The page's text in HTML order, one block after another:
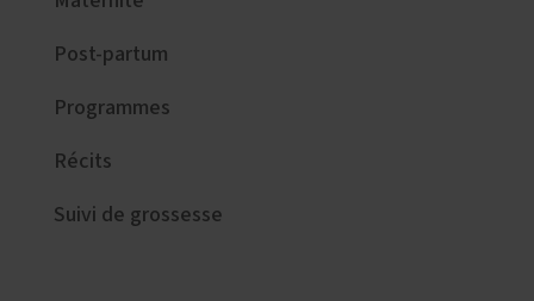
Post-partum
Programmes
Récits
Suivi de grossesse